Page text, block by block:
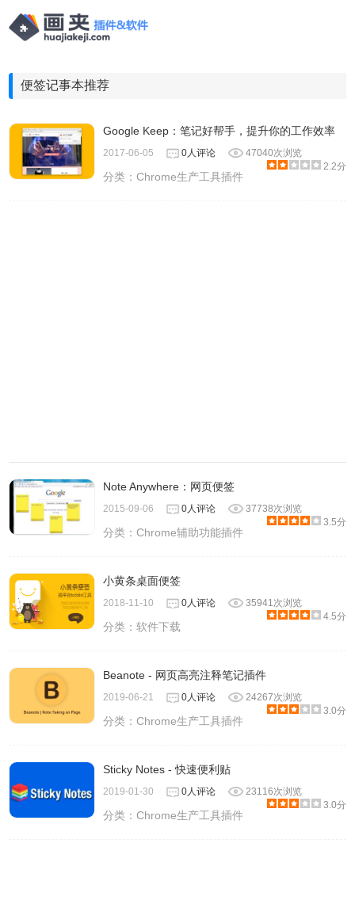
便签记事本推荐
Google Keep：笔记好帮手，提升你的工作效率
2017-06-05 0人评论
47040次浏览
2.2分
分类：Chrome生产工具插件
Note Anywhere：网页便签
2015-09-06 0人评论
37738次浏览
3.5分
分类：Chrome辅助功能插件
小黄条桌面便签
2018-11-10 0人评论
35941次浏览
4.5分
分类：软件下载
Beanote - 网页高亮注释笔记插件
2019-06-21 0人评论
24267次浏览
3.0分
分类：Chrome生产工具插件
Sticky Notes - 快速便利贴
2019-01-30 0人评论
23116次浏览
3.0分
分类：Chrome生产工具插件